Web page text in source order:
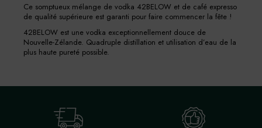
Ce somptueux mélange de vodka 42BELOW et de café expresso
de qualité supérieure est garanti pour faire commencer la fête !
42BELOW est une vodka exceptionnellement douce de
Nouvelle-Zélande. Quadruple distillation et utilisation d’eau de la
plus haute pureté possible.